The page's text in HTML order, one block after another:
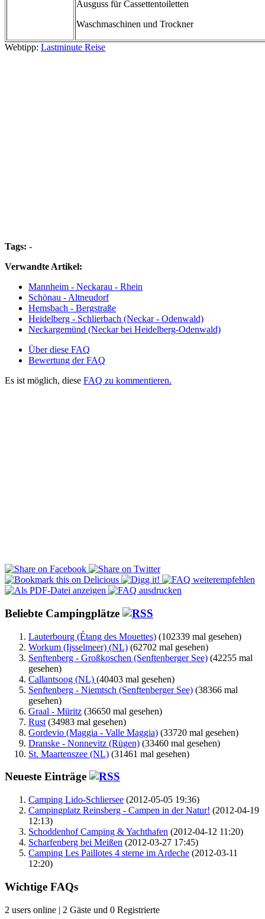
Ausguss für Cassettentoiletten
Waschmaschinen und Trockner
Webtipp: Lastminute Reise
Tags: -
Verwandte Artikel:
Mannheim - Neckarau - Rhein
Schönau - Altneudorf
Hemsbach - Bergstraße
Heidelberg - Schlierbach (Neckar - Odenwald)
Neckargemünd (Neckar bei Heidelberg-Odenwald)
Über diese FAQ
Bewertung der FAQ
Es ist möglich, diese FAQ zu kommentieren.
Beliebte Campingplätze
Lauterbourg (Étang des Mouettes) (102339 mal gesehen)
Workum (Ijsselmeer) (NL) (62702 mal gesehen)
Senftenberg - Großkoschen (Senftenberger See) (42255 mal
gesehen)
Callantsoog (NL) (40403 mal gesehen)
Senftenberg - Niemtsch (Senftenberger See) (38366 mal
gesehen)
Graal - Müritz (36650 mal gesehen)
Rust (34983 mal gesehen)
Gordevio (Maggia - Valle Maggia) (33720 mal gesehen)
Dranske - Nonnevitz (Rügen) (33460 mal gesehen)
St. Maartenszee (NL) (31461 mal gesehen)
Neueste Einträge
Camping Lido-Schliersee (2012-05-05 19:36)
Campingplatz Reinsberg - Campen in der Natur! (2012-04-19
12:13)
Schoddenhof Camping & Yachthafen (2012-04-12 11:20)
Scharfenberg bei Meißen (2012-03-27 17:45)
Camping Les Paillotes 4 sterne im Ardeche (2012-03-11
12:20)
Wichtige FAQs
2 users online | 2 Gäste und 0 Registrierte